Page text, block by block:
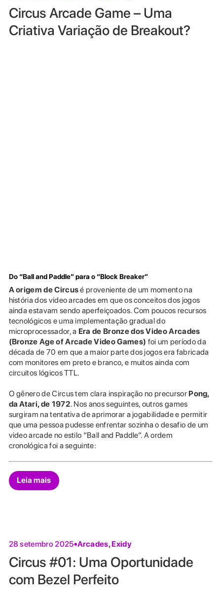
Circus Arcade Game – Uma
Criativa Variação de Breakout?
Do “Ball and Paddle” para o “Block Breaker”
A origem de Circusé proveniente de um momento na
história dos video arcades em que os conceitos dos jogos
ainda estavam sendo aperfeiçoados. Com poucos recursos
tecnológicos e uma implementação gradual do
microprocessador, a Era de Bronze dos Video Arcades
(Bronze Age of Arcade Video Games) foi um período da
década de 70 em que a maior parte dos jogos era fabricada
com monitores em preto e branco, e muitos ainda com
circuitos lógicos TTL.
O gênero de Circus tem clara inspiração no precursor Pong,
da Atari, de 1972. Nos anos seguintes, outros games
surgiram na tentativa de aprimorar a jogabilidade e permitir
que uma pessoa pudesse enfrentar sozinha o desafio de um
video arcade no estilo “Ball and Paddle”. A ordem
cronológica foi a seguinte:
Leia mais
28 setembro 2025 Arcades,Exidy
Circus #01: Uma Oportunidade
com Bezel Perfeito